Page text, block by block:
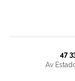
47
Av